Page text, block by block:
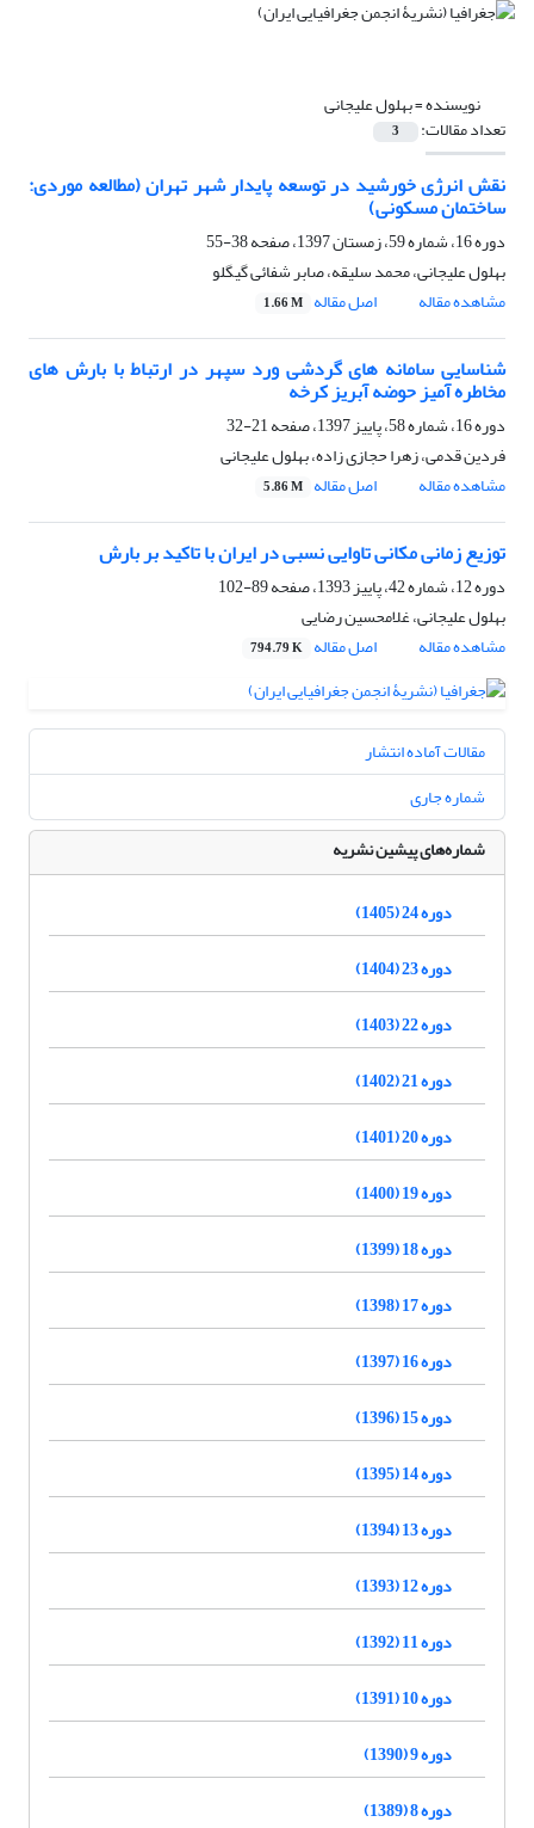
نویسنده =بهلول علیجانی
تعداد مقالات: 3
نقش انرژی خورشید در توسعه پایدار شهر تهران (مطالعه موردی:
ساختمان مسکونی)
دوره 16، شماره 59، زمستان 1397، صفحه
38-55
بهلول علیجانی، محمد سلیقه، صابر شفائی گیگلو
مشاهده مقاله
اصل مقاله 1.66 M
شناسایی سامانه های گردشی ورد سپهر در ارتباط با بارش های
مخاطره آمیز حوضه آبریز کرخه
دوره 16، شماره 58، پاییز 1397، صفحه
21-32
فردین قدمی، زهرا حجازی زاده، بهلول علیجانی
مشاهده مقاله
اصل مقاله 5.86 M
توزیع زمانی مکانی تاوایی نسبی در ایران با تاکید بر بارش
دوره 12، شماره 42، پاییز 1393، صفحه
89-102
بهلول علیجانی، غلامحسین رضایی
مشاهده مقاله
اصل مقاله 794.79 K
مقالات آماده انتشار
شماره جاری
شماره‌های پیشین نشریه
دوره 24 (1405)
دوره 23 (1404)
دوره 22 (1403)
دوره 21 (1402)
دوره 20 (1401)
دوره 19 (1400)
دوره 18 (1399)
دوره 17 (1398)
دوره 16 (1397)
دوره 15 (1396)
دوره 14 (1395)
دوره 13 (1394)
دوره 12 (1393)
دوره 11 (1392)
دوره 10 (1391)
دوره 9 (1390)
دوره 8 (1389)